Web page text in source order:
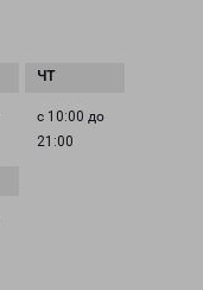
с 10:00 до
21:00